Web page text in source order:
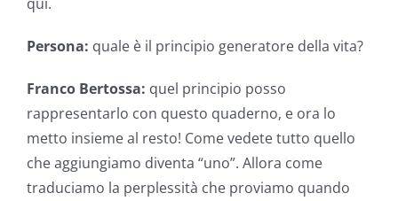
Persona: quale è il principio generatore della vita?
Franco Bertossa: quel principio posso
rappresentarlo con questo quaderno, e ora lo
metto insieme al resto! Come vedete tutto quello
che aggiungiamo diventa “uno”. Allora come
traduciamo la perplessità che proviamo quando